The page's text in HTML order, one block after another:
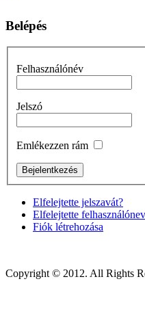
Belépés
Felhasználónév
Jelszó
Emlékezzen rám
Elfelejtette jelszavát?
Elfelejtette
Fiók létrehozása
Copyright © 2012. All Rights